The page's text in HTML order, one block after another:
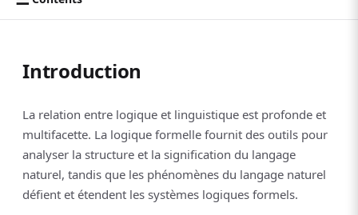
Introduction
La relation entre logique et linguistique est profonde et
multifacette. La logique formelle fournit des outils pour
analyser la structure et la signification du langage
naturel, tandis que les phénomènes du langage naturel
défient et étendent les systèmes logiques formels.